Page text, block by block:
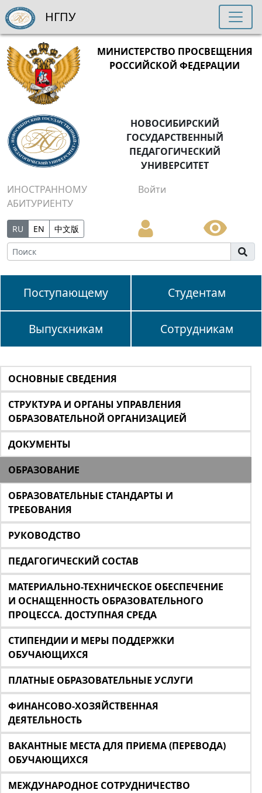
МИНИСТЕРСТВО ПРОСВЕЩЕНИЯ
РОССИЙСКОЙ ФЕДЕРАЦИИ
НОВОСИБИРСКИЙ
ГОСУДАРСТВЕННЫЙ
ПЕДАГОГИЧЕСКИЙ
УНИВЕРСИТЕТ
ИНОСТРАННОМУ
АБИТУРИЕНТУ
Войти
RU EN 中文版
Поступающему Студентам
Выпускникам Сотрудникам
НГПУ
ОСНОВНЫЕ СВЕДЕНИЯ
СТРУКТУРА И ОРГАНЫ УПРАВЛЕНИЯ
ОБРАЗОВАТЕЛЬНОЙ ОРГАНИЗАЦИЕЙ
ДОКУМЕНТЫ
ОБРАЗОВАНИЕ
ОБРАЗОВАТЕЛЬНЫЕ СТАНДАРТЫ И
ТРЕБОВАНИЯ
РУКОВОДСТВО
ПЕДАГОГИЧЕСКИЙ СОСТАВ
МАТЕРИАЛЬНО-ТЕХНИЧЕСКОЕ ОБЕСПЕЧЕНИЕ
И ОСНАЩЕННОСТЬ ОБРАЗОВАТЕЛЬНОГО
ПРОЦЕССА. ДОСТУПНАЯ СРЕДА
СТИПЕНДИИ И МЕРЫ ПОДДЕРЖКИ
ОБУЧАЮЩИХСЯ
ПЛАТНЫЕ ОБРАЗОВАТЕЛЬНЫЕ УСЛУГИ
ФИНАНСОВО-ХОЗЯЙСТВЕННАЯ
ДЕЯТЕЛЬНОСТЬ
ВАКАНТНЫЕ МЕСТА ДЛЯ ПРИЕМА (ПЕРЕВОДА)
ОБУЧАЮЩИХСЯ
МЕЖДУНАРОДНОЕ СОТРУДНИЧЕСТВО